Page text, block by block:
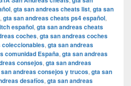
, gta san andreas cheats list, gta san
, gta san andreas cheats ps4 español,
español, gta san andreas cheats
coches, gta san andreas coches
coleccionables, gta san andreas
comunidad España, gta san andreas
consejos, gta san andreas
andreas consejos y trucos, gta san
desafíos, gta san andreas